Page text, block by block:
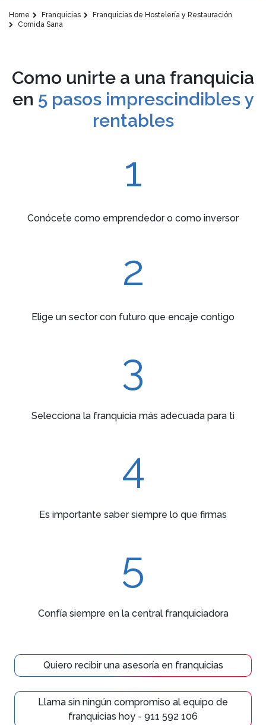
Home Franquicias
Franquicias de Hostelería y Restauración
Comida Sana
Como unirte a una franquicia
en 5 pasos imprescindibles y
rentables
1
Conócete como emprendedor o como inversor
2
Elige un sector con futuro que encaje contigo
3
Selecciona la franquicia más adecuada para ti
4
Es importante saber siempre lo que firmas
5
Confía siempre en la central franquiciadora
Quiero recibir una asesoría en franquicias
Llama sin ningún compromiso al equipo de
franquicias hoy - 911 592 106